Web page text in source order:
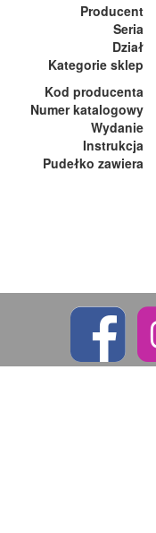
Producent
Seria
Dział
Kategorie sklep
Kod producenta
Numer katalogowy
Wydanie
Instrukcja
Pudełko zawiera